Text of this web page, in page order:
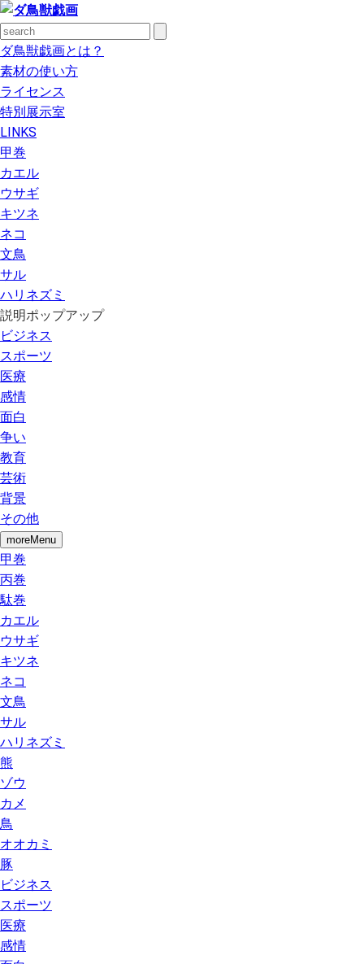
ダ鳥獣戯画とは？
素材の使い方
ライセンス
特別展示室
LINKS
甲巻
カエル
ウサギ
キツネ
ネコ
文鳥
サル
ハリネズミ
説明ポップアップ
ビジネス
スポーツ
医療
感情
面白
争い
教育
芸術
背景
その他
moreMenu
甲巻
丙巻
駄巻
カエル
ウサギ
キツネ
ネコ
文鳥
サル
ハリネズミ
熊
ゾウ
カメ
鳥
オオカミ
豚
ビジネス
スポーツ
医療
感情